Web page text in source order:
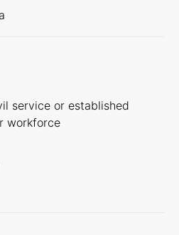
service or established
workforce